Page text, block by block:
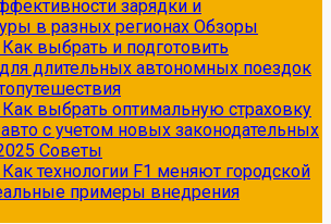
зарядки и
в разных регионах Обзоры
Как выбрать и подготовить
длительных автономных поездок
Как выбрать оптимальную страховку
с учетом новых законодательных
Советы
Как технологии F1 меняют городской
примеры внедрения